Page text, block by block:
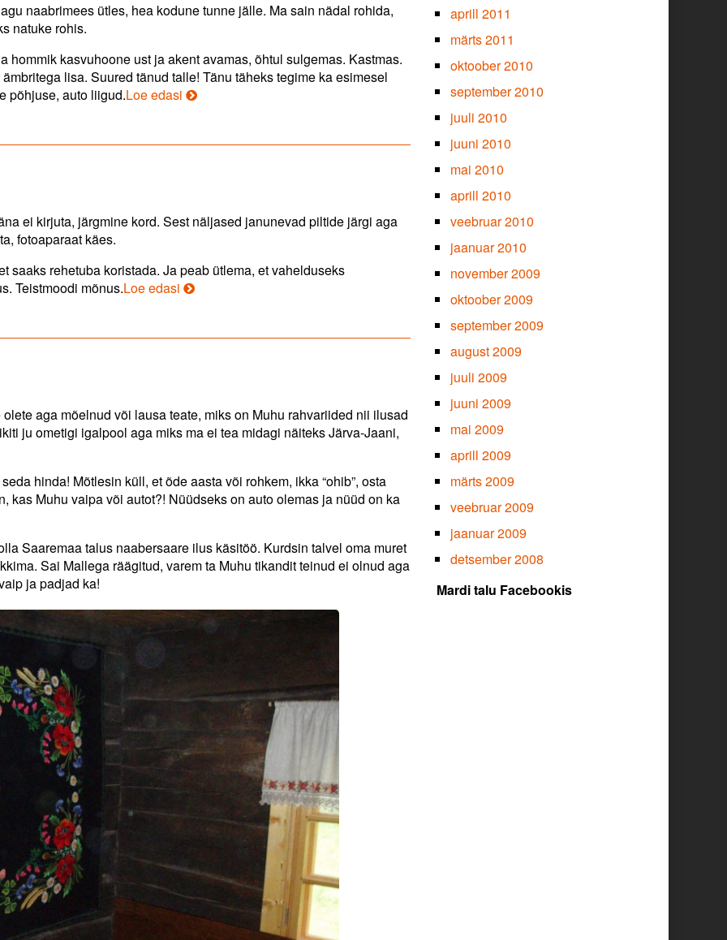
naabrimees ütles, hea kodune tunne jälle. Ma sain nädal rohida,
natuke rohis.
kasvuhoone ust ja akent avamas, õhtul sulgemas. Kastmas.
lisa. Suured tänud talle! Tänu täheks tegime ka esimesel
põhjuse, auto liigud.Loe edasi Heina
tegu.
ei kirjuta, järgmine kord. Sest näljased janunevad piltide järgi aga
fotoaparaat käes.
saaks rehetuba koristada. Ja peab ütlema, et vahelduseks
Teistmoodi mõnus.Loe edasi Arheoloogi
aga mõelnud või lausa teate, miks on Muhu rahvariided nii ilusad
ju ometigi igalpool aga miks ma ei tea midagi näiteks Järva-Jaani,
hinda! Mõtlesin küll, et õde aasta või rohkem, ikka “ohib”, osta
kas Muhu vaipa või autot?! Nüüdseks on auto olemas ja nüüd on ka
Saaremaa talus naabersaare ilus käsitöö. Kurdsin talvel oma muret
Sai Mallega räägitud, varem ta Muhu tikandit teinud ei olnud aga
ja padjad ka!
aprill 2011
märts 2011
oktoober 2010
september 2010
juuli 2010
juuni 2010
mai 2010
aprill 2010
veebruar 2010
jaanuar 2010
november 2009
oktoober 2009
september 2009
august 2009
juuli 2009
juuni 2009
mai 2009
aprill 2009
märts 2009
veebruar 2009
jaanuar 2009
detsember 2008
Mardi talu Facebookis